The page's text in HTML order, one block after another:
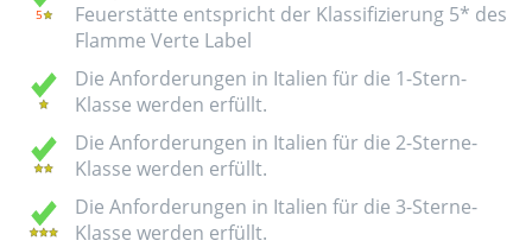
Feuerstätte entspricht der Klassifizierung 5* des
Flamme Verte Label
Die Anforderungen in Italien für die 1-Stern-
Klasse werden erfüllt.
Die Anforderungen in Italien für die 2-Sterne-
Klasse werden erfüllt.
Die Anforderungen in Italien für die 3-Sterne-
Klasse werden erfüllt.